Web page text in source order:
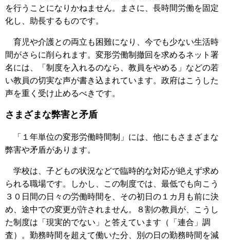
を行うことになりかねません。まさに、長時間労働を固定
化し、助長するものです。
育児や介護との両立も困難になり、今でも少ない生活時
間がさらに削られます。変形労働制撤回を求めるネット署
名には、「制度を入れるのなら、教員をやめる」などの若
い教員の切実な声が書き込まれています。政府はこうした
声を重く受け止めるべきです。
さまざまな弊害と矛盾
「１年単位の変形労働時間制」には、他にもさまざまな
弊害や矛盾があります。
学校は、子どもの状況などで臨時的な対応が絶えず求め
られる職場です。しかし、この制度では、最低でも向こう
３０日間の日々の労働時間を、その初日の１カ月も前に決
め、途中での変更が許されません。８割の教員が、こうし
た制度は「現実的でない」と答えています（「連合」調
査）。勤務時間を超えて働いた分、別の日の勤務時間を減